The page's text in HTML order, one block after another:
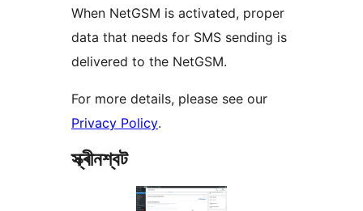
When NetGSM is activated, proper
data that needs for SMS sending is
delivered to the NetGSM.
For more details, please see our
Privacy Policy.
স্ক্ৰীনশ্বট